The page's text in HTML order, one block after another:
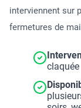
interviennent sur
fermetures de
claquée